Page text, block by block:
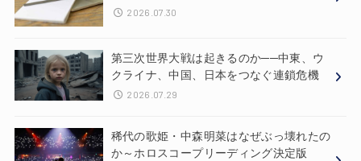
2026.07.30
第三次世界大戦は起きるのか──中東、ウ
クライナ、中国、日本をつなぐ連鎖危機
2026.07.29
稀代の歌姫・中森明菜はなぜぶっ壊れたの
か～ホロスコープリーディング決定版